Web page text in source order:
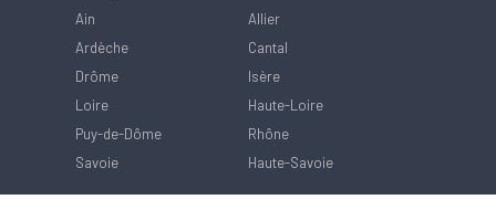
Ain
Allier
Ardèche
Cantal
Drôme
Isère
Loire
Haute-Loire
Puy-de-Dôme
Rhône
Savoie
Haute-Savoie